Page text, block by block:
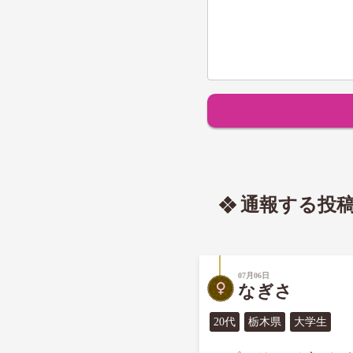
通報する投
07月06日
なぎさ
20代 栃木県 大学生